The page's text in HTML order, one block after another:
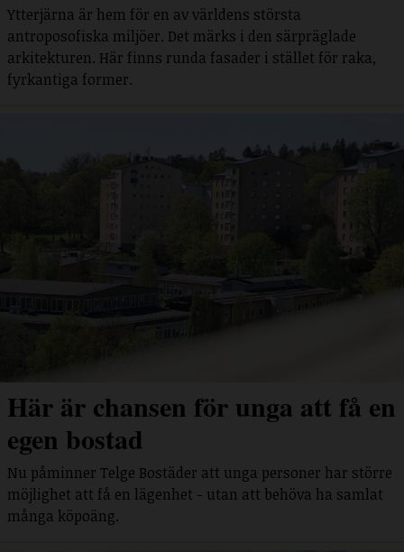
Ytterjärna är hem för en av världens största
antroposofiska miljöer. Det märks i den särpräglade
arkitekturen. Här finns runda fasader i stället för raka,
fyrkantiga former.
Här är chansen för unga att få en
egen bostad
Nu påminner Telge Bostäder att unga personer har större
möjlighet att få en lägenhet - utan att behöva ha samlat
många köpoäng.